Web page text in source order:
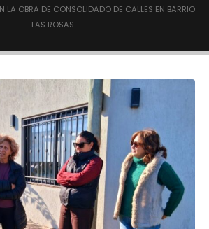
LA OBRA DE CONSOLIDADO DE CALLES EN BARRIO
LAS ROSAS